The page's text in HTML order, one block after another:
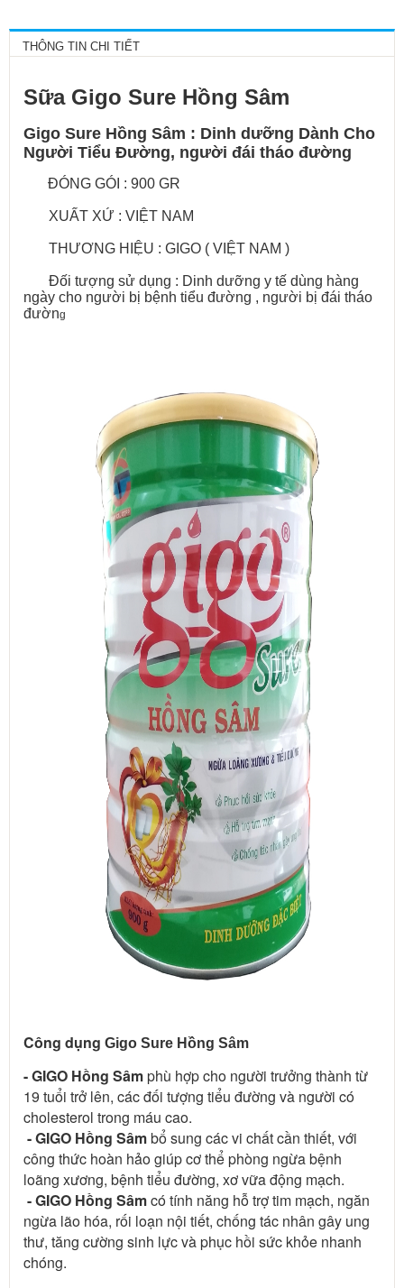
THÔNG TIN CHI TIẾT
Sữa Gigo Sure Hồng Sâm
Gigo Sure Hồng Sâm : Dinh dưỡng Dành Cho
Người Tiểu Đường, người đái tháo đường
ĐÓNG GÓI : 900 GR
XUẤT XỨ : VIỆT NAM
THƯƠNG HIỆU : GIGO ( VIỆT NAM )
Đối tượng sử dụng : Dinh dưỡng y tế dùng hàng
ngày cho người bị bệnh tiểu đường , người bị đái tháo
đường
Công dụng Gigo Sure Hồng Sâm
- GIGO Hồng Sâm phù hợp cho người trưởng thành từ
19 tuổi trở lên, các đối tượng tiểu đường và người có
cholesterol trong máu cao.
- GIGO Hồng Sâm bổ sung các vi chất cần thiết, với
công thức hoàn hảo giúp cơ thể phòng ngừa bệnh
loãng xương, bệnh tiểu đường, xơ vữa động mạch.
- GIGO Hồng Sâm có tính năng hỗ trợ tim mạch, ngăn
ngừa lão hóa, rối loạn nội tiết, chống tác nhân gây ung
thư, tăng cường sinh lực và phục hồi sức khỏe nhanh
chóng.